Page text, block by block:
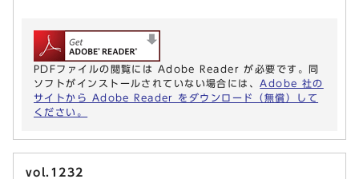
PDFファイルの閲覧には Adobe Reader が必要です。同
ソフトがインストールされていない場合には、 Adobe 社の
サイトから Adobe Reader をダウンロード（無償）して
ください。
vol.1232